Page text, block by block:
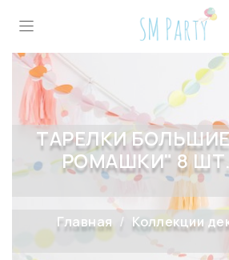
ТАРЕЛКИ
РОМАШКИ" 8
Главная
Коллекции